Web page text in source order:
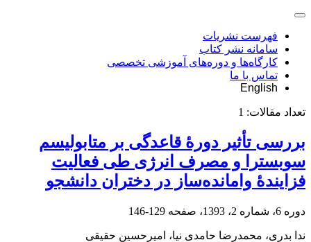
فهرست نشریات
سامانه نشر کتاب
کارگاه‌ها و دوره‌های آموزشی تخصصی
تماس با ما
English
تعداد مقالات: 1
بررسی تأثیر دورۀ قاعدگی بر متابولیسم
سوبسترا و مصرف انرژی طی فعالیت
فزایندۀ وامانده‌ساز در دختران دانشجو
دوره 6، شماره 2، 1393، صفحه 129-146
ندا بدری، محمدرضا حامدی نیا، امیرحسین حقیقی